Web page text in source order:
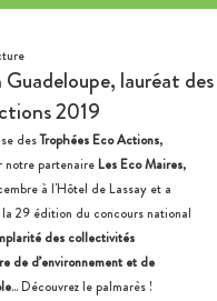
lauréat des
2019
des Trophées Eco Actions,
notre partenaire Les Eco Maires,
à l'Hôtel de Lassay et a
29 édition du concours national
des collectivités
de d’environnement et de
... Découvrez le palmarès !